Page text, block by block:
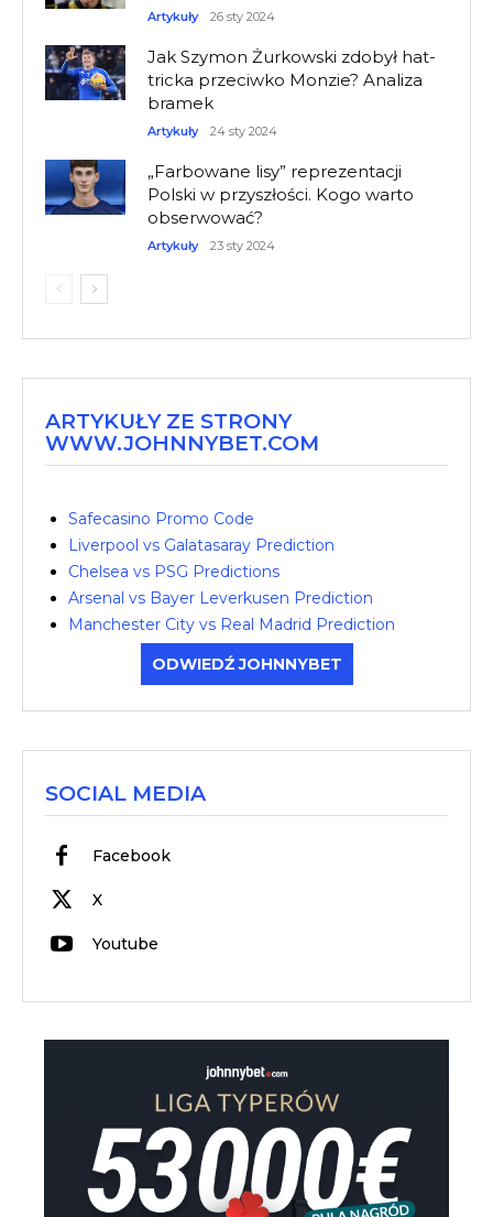
Artykuły 26 sty 2024
Jak Szymon Żurkowski zdobył hat-
tricka przeciwko Monzie? Analiza
bramek
Artykuły 24 sty 2024
„Farbowane lisy” reprezentacji
Polski w przyszłości. Kogo warto
obserwować?
Artykuły 23 sty 2024
ARTYKUŁY ZE STRONY
WWW.JOHNNYBET.COM
Safecasino Promo Code
Liverpool vs Galatasaray Prediction
Chelsea vs PSG Predictions
Arsenal vs Bayer Leverkusen Prediction
Manchester City vs Real Madrid Prediction
ODWIEDŹ JOHNNYBET
SOCIAL MEDIA
Facebook
X
Youtube